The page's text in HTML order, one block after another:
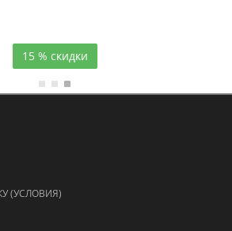
15 % скидки
(УСЛОВИЯ)